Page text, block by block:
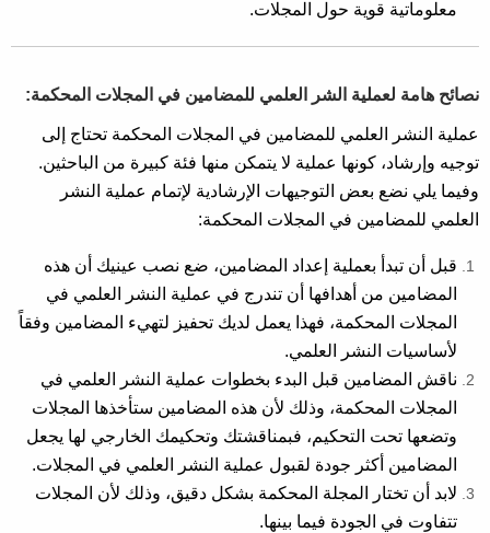
معلوماتية قوية حول المجلات.
نصائح هامة لعملية الشر العلمي للمضامين في المجلات المحكمة:
عملية النشر العلمي للمضامين في المجلات المحكمة تحتاج إلى
توجيه وإرشاد، كونها عملية لا يتمكن منها فئة كبيرة من الباحثين.
وفيما يلي نضع بعض التوجيهات الإرشادية لإتمام عملية النشر
العلمي للمضامين في المجلات المحكمة:
قبل أن تبدأ بعملية إعداد المضامين، ضع نصب عينيك أن هذه
المضامين من أهدافها أن تندرج في عملية النشر العلمي في
المجلات المحكمة، فهذا يعمل لديك تحفيز لتهيء المضامين وفقاً
لأساسيات النشر العلمي.
ناقش المضامين قبل البدء بخطوات عملية النشر العلمي في
المجلات المحكمة، وذلك لأن هذه المضامين ستأخذها المجلات
وتضعها تحت التحكيم، فبمناقشتك وتحكيمك الخارجي لها يجعل
المضامين أكثر جودة لقبول عملية النشر العلمي في المجلات.
لابد أن تختار المجلة المحكمة بشكل دقيق، وذلك لأن المجلات
تتفاوت في الجودة فيما بينها.